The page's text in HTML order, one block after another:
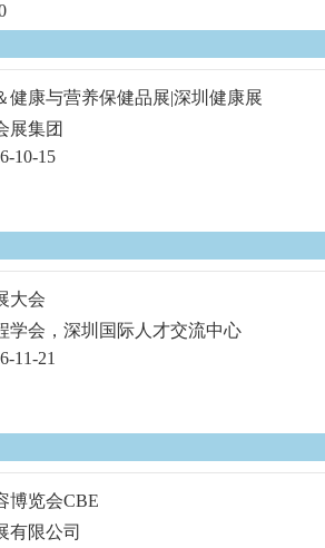
健康与营养保健品展|深圳健康展
展集团
10-15
大会
学会，深圳国际人才交流中心
11-21
博览会CBE
有限公司